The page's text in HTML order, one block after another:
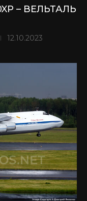
– ВЕЛЬТАЛЬ
12.10.2023